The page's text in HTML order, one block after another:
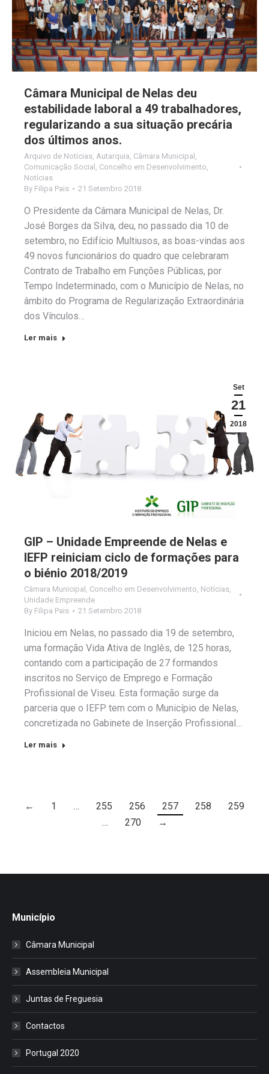
Câmara Municipal de Nelas deu
estabilidade laboral a 49 trabalhadores,
regularizando a sua situação precária
dos últimos anos.
Arquivo de Notícias, Autarquia, Câmara Municipal ,
Comunicação Social , Concelho em Desenvolvimento,
Notícias
By Filipa Pais 21 Setembro 2018
O Presidente da Câmara Municipal de Nelas, Dr.
José Borges da Silva, deu, no passado dia 10 de
setembro, no Edifício Multiusos, as boas-vindas aos
49 novos funcionários do quadro que celebraram
Contrato de Trabalho em Funções Públicas, por
Tempo Indeterminado, com o Município de Nelas, no
âmbito do Programa de Regularização Extraordinária
dos Vínculos…
Ler mais
Set
21
2018
GIP – Unidade Empreende de Nelas e
IEFP reiniciam ciclo de formações para
o biénio 2018/2019
Câmara Municipal Concelho em Desenvolvimento Notícias
Unidade Empreende
By Filipa Pais 21 Setembro 2018
Iniciou em Nelas, no passado dia 19 de setembro,
uma formação Vida Ativa de Inglês, de 125 horas,
contando com a participação de 27 formandos
inscritos no Serviço de Emprego e Formação
Profissional de Viseu. Esta formação surge da
parceria que o IEFP tem com o Município de Nelas,
concretizada no Gabinete de Inserção Profissional…
Ler mais
← 1 … 255 256 257 258
259
…
270 →
Município
Câmara Municipal
Assembleia Municipal
Juntas de Freguesia
Contactos
Portugal 2020